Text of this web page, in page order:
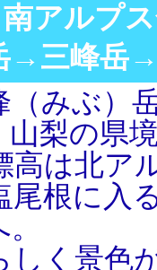
アルプ
→三峰岳→
みぶ）
山梨の県
高は北ア
尾根に入
しく景色